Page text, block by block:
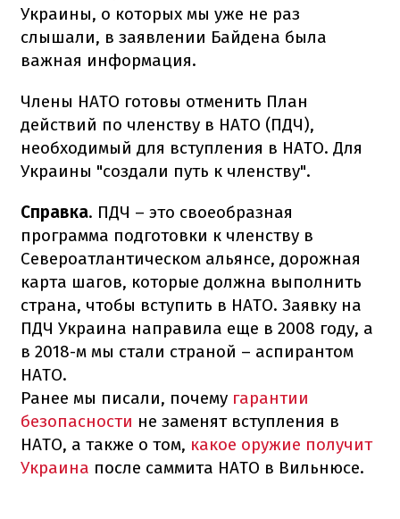
Украины, о которых мы уже не раз
слышали, в заявлении Байдена была
важная информация.
Члены НАТО готовы отменить План
действий по членству в НАТО (ПДЧ),
необходимый для вступления в НАТО. Для
Украины "создали путь к членству".
Справка. ПДЧ – это своеобразная
программа подготовки к членству в
Североатлантическом альянсе, дорожная
карта шагов, которые должна выполнить
страна, чтобы вступить в НАТО. Заявку на
ПДЧ Украина направила еще в 2008 году, а
в 2018-м мы стали страной – аспирантом
НАТО.
Ранее мы писали, почему гарантии
безопасности не заменят вступления в
НАТО, а также о том, какое оружие получит
Украина после саммита НАТО в Вильнюсе.